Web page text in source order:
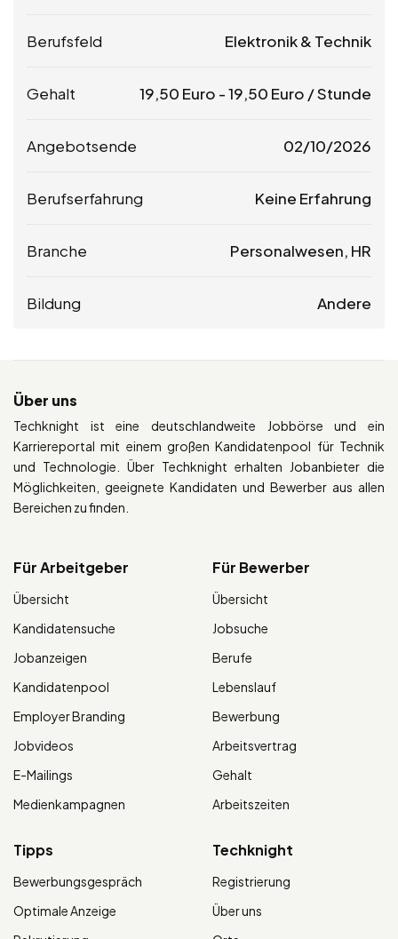
Berufsfeld Elektronik & Technik
Gehalt 19,50 Euro -19,50 Euro / Stunde
Angebotsende 02/10/2026
Berufserfahrung Keine Erfahrung
Branche Personalwesen, HR
Bildung Andere
Über uns
Techknight ist eine deutschlandweite Jobbörse und ein
Karriereportal mit einem großen Kandidatenpool für Technik
und Technologie. Über Techknight erhalten Jobanbieter die
Möglichkeiten, geeignete Kandidaten und Bewerber aus allen
Bereichen zu finden.
Für Arbeitgeber
Übersicht
Kandidatensuche
Jobanzeigen
Kandidatenpool
Employer Branding
Jobvideos
E-Mailings
Medienkampagnen
Für Bewerber
Übersicht
Jobsuche
Berufe
Lebenslauf
Bewerbung
Arbeitsvertrag
Gehalt
Arbeitszeiten
Tipps
Bewerbungsgespräch
Optimale Anzeige
Techknight
Registrierung
Über uns